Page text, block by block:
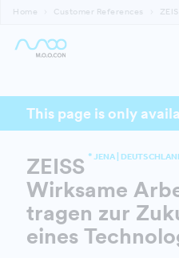
Home Customer References
This page is only
ZEISS * JENA |
Wirksame
tragen zur
eines